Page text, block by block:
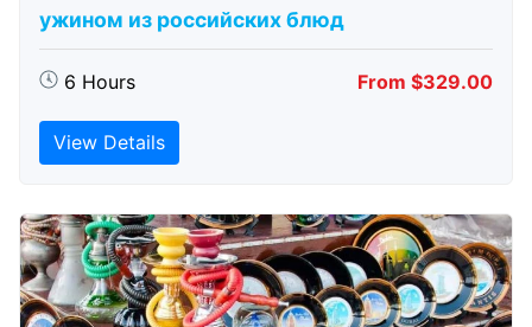
ужином из российских блюд
6 Hours From $329.00
View Details